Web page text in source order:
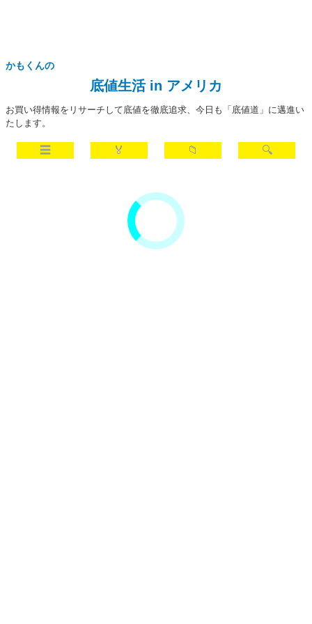
かもくんの
底値生活 in アメリカ
お買い得情報をリサーチして底値を徹底追求、今日も「底値道」に邁進い
たします。
☰ 🏅 📁 🔍